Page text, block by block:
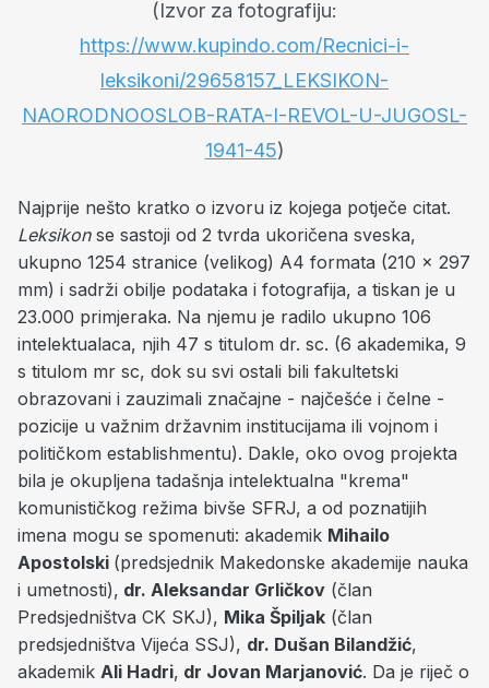
(Izvor za fotografiju:
https://www.kupindo.com/Recnici-i-
leksikoni/29658157_LEKSIKON-
NAORODNOOSLOB-RATA-I-REVOL-U-JUGOSL-
1941-45)
Najprije nešto kratko o izvoru iz kojega potječe citat.
Leksikonse sastoji od 2 tvrda ukoričena sveska,
ukupno 1254 stranice (velikog) A4 formata (210 x 297
mm) i sadrži obilje podataka i fotografija, a tiskan je u
23.000 primjeraka. Na njemu je radilo ukupno 106
intelektualaca, njih 47 s titulom dr. sc. (6 akademika, 9
s titulom mr sc, dok su svi ostali bili fakultetski
obrazovani i zauzimali značajne - najčešće i čelne -
pozicije u važnim državnim institucijama ili vojnom i
političkom establishmentu). Dakle, oko ovog projekta
bila je okupljena tadašnja intelektualna "krema"
komunističkog režima bivše SFRJ, a od poznatijih
imena mogu se spomenuti: akademik Mihailo
Apostolski (predsjednik Makedonske akademije nauka
i umetnosti), dr. Aleksandar Grličkov (član
Predsjedništva CK SKJ), Mika Špiljak (član
predsjedništva Vijeća SSJ), dr. Dušan Bilandžić,
akademik Ali Hadri, dr Jovan Marjanović. Da je riječ o